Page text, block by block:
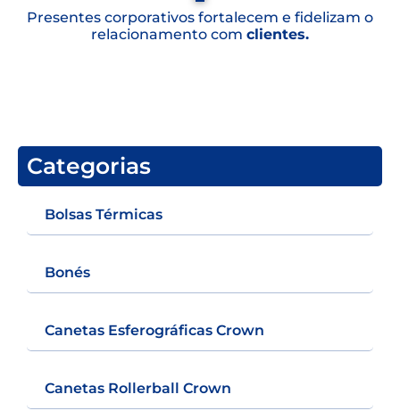
Presentes corporativos fortalecem e fidelizam o
relacionamento com clientes.
Categorias
Bolsas Térmicas
Bonés
Canetas Esferográficas Crown
Canetas Rollerball Crown